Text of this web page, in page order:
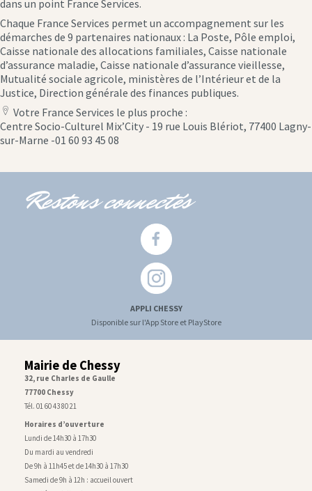
dans un point France Services.
Chaque France Services permet un accompagnement sur les
démarches de 9 partenaires nationaux : La Poste, Pôle emploi,
Caisse nationale des allocations familiales, Caisse nationale
d’assurance maladie, Caisse nationale d’assurance vieillesse,
Mutualité sociale agricole, ministères de l’Intérieur et de la
Justice, Direction générale des finances publiques.
location
icon
Votre France Services le plus proche :
Centre Socio-Culturel Mix’City - 19 rue Louis Blériot, 77400 Lagny-
sur-Marne -01 60 93 45 08
Restons connectés
APPLI CHESSY
Disponible sur l'App Store et PlayStore
Mairie de Chessy
32, rue Charles de Gaulle
77700 Chessy
Tél. 01 60 43 80 21
Horaires d’ouverture
Lundi de 14h30 à 17h30
Du mardi au vendredi
De 9h à 11h45 et de 14h30 à 17h30
Samedi de 9h à 12h : accueil ouvert